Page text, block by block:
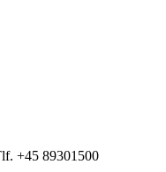
+45 89301500